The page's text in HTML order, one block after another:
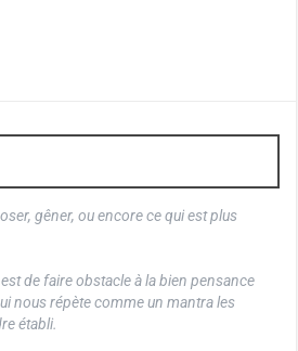
gêner, ou encore ce qui est plus
de faire obstacle à la bien pensance
nous répète comme un mantra les
établi.